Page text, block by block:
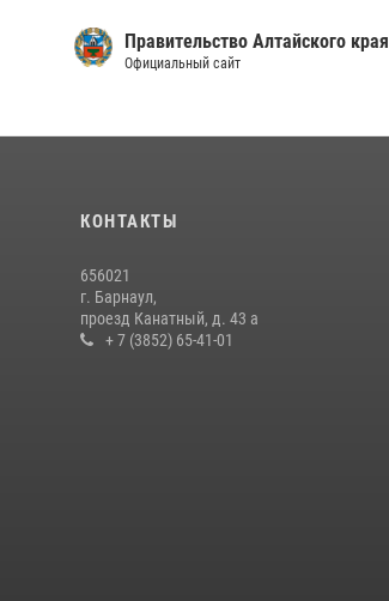
Правительство Алтайского края
Официальный сайт
КОНТАКТЫ
656021
г. Барнаул,
проезд Канатный, д. 43 а
+ 7 (3852) 65-41-01